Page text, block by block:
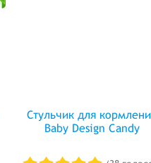
Стульчик для
Baby Design Candy